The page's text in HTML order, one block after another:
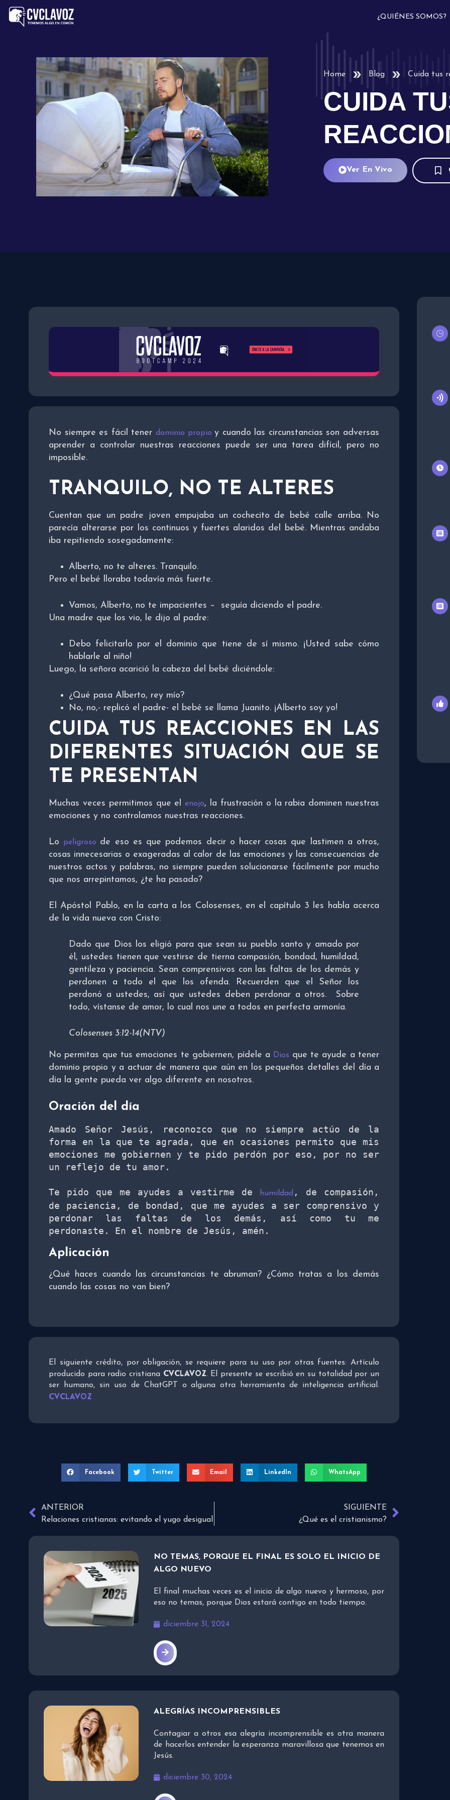
¿QUIÉNES SOMOS?
Home Blog Cuida tus
CUIDA
Ver En Vivo
No siempre es fácil tener dominio propioy cuando las circunstancias son adversas
aprender a controlar nuestras reacciones puede ser una tarea difícil, pero no
imposible.
TRANQUILO, NO TE ALTERES
Cuentan que un padre joven empujaba un cochecito de bebé calle arriba. No
parecía alterarse por los continuos y fuertes alaridos del bebé. Mientras andaba
iba repitiendo sosegadamente:
Alberto, no te alteres. Tranquilo.
Pero el bebé lloraba todavía más fuerte.
Vamos, Alberto, no te impacientes – seguía diciendo el padre.
Una madre que los vio, le dijo al padre:
Debo felicitarlo por el dominio que tiene de sí mismo. ¡Usted sabe cómo
hablarle al niño!
Luego, la señora acarició la cabeza del bebé diciéndole:
¿Qué pasa Alberto, rey mío?
No, no,- replicó el padre- el bebé se llama Juanito. ¡Alberto soy yo!
CUIDA TUS REACCIONES EN LAS
DIFERENTES SITUACIÓN QUE SE
TE PRESENTAN
Muchas veces permitimos que elenojo, la frustración o la rabia dominen nuestras
emociones y no controlamos nuestras reacciones.
Lo peligroso de eso es que podemos decir o hacer cosas que lastimen a otros,
cosas innecesarias o exageradas al calor de las emociones y las consecuencias de
nuestros actos y palabras, no siempre pueden solucionarse fácilmente por mucho
que nos arrepintamos, ¿te ha pasado?
El Apóstol Pablo, en la carta a los Colosenses, en el capítulo 3 les habla acerca
de la vida nueva con Cristo:
Dado que Dios los eligió para que sean su pueblo santo y amado por
él, ustedes tienen que vestirse de tierna compasión, bondad, humildad,
gentileza y paciencia. Sean comprensivos con las faltas de los demás y
perdonen a todo el que los ofenda. Recuerden que el Señor los
perdonó a ustedes, así que ustedes deben perdonar a otros. Sobre
todo, vístanse de amor, lo cual nos une a todos en perfecta armonía.
Colosenses 3:12-14(NTV)
No permitas que tus emociones te gobiernen, pídele a Dios que te ayude a tener
dominio propio y a actuar de manera que aún en los pequeños detalles del día a
día la gente pueda ver algo diferente en nosotros.
Oración del día
Amado Señor Jesús, reconozco que no siempre actúo de la
forma en la que te agrada, que en ocasiones permito que mis
emociones me gobiernen y te pido perdón por eso, por no ser
un reflejo de tu amor.
Te pido que me ayudes a vestirme de humildad , de compasión,
de paciencia, de bondad, que me ayudes a ser comprensivo y
perdonar las faltas de los demás, así como tu me
perdonaste. En el nombre de Jesús, amén.
Aplicación
¿Qué haces cuando las circunstancias te abruman? ¿Cómo tratas a los demás
cuando las cosas no van bien?
El siguiente crédito, por obligación, se requiere para su uso por otras fuentes: Artículo
producido para radio cristiana CVCLAVOZ. El presente se escribió en su totalidad por un
ser humano, sin uso de ChatGPT o alguna otra herramienta de inteligencia artificial.
CVCLAVOZ
Facebook Twitter Email LinkedIn WhatsApp
ANTERIOR
Relaciones cristianas: evitando el yugo desigual
SIGUIENTE
¿Qué es el cristianismo?
NO TEMAS, PORQUE EL FINAL ES SOLO EL INICIO DE
ALGO NUEVO
El final muchas veces es el inicio de algo nuevo y hermoso, por
eso no temas, porque Dios estará contigo en todo tiempo.
diciembre 31, 2024
ALEGRÍAS INCOMPRENSIBLES
Contagiar a otros esa alegría incomprensible es otra manera
de hacerlos entender la esperanza maravillosa que tenemos en
Jesús.
diciembre 30, 2024